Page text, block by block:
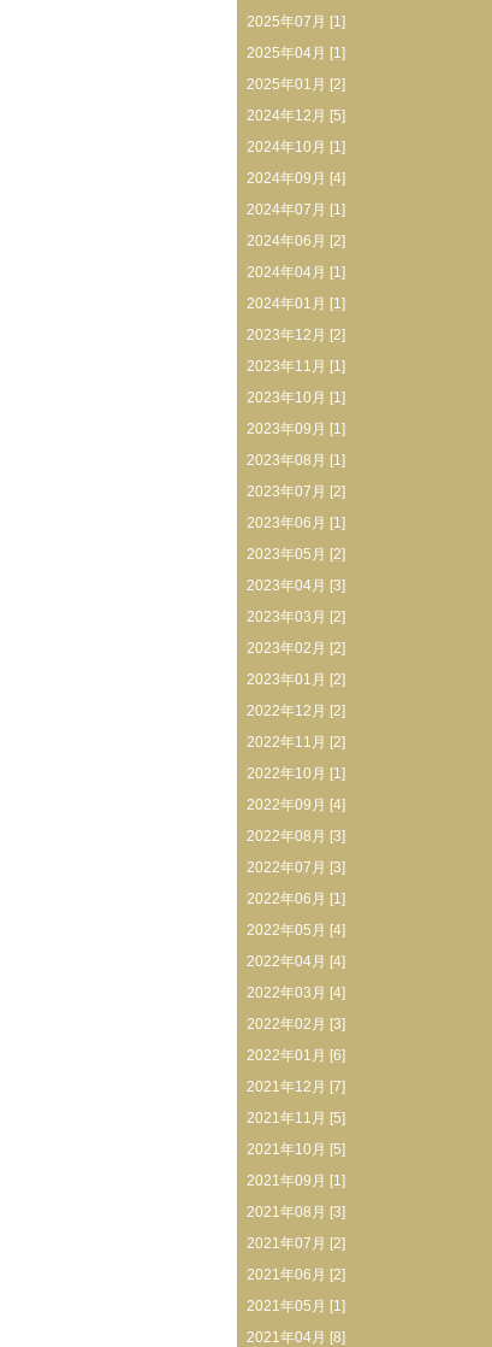
2025年07月 [1]
2025年04月 [1]
2025年01月 [2]
2024年12月 [5]
2024年10月 [1]
2024年09月 [4]
2024年07月 [1]
2024年06月 [2]
2024年04月 [1]
2024年01月 [1]
2023年12月 [2]
2023年11月 [1]
2023年10月 [1]
2023年09月 [1]
2023年08月 [1]
2023年07月 [2]
2023年06月 [1]
2023年05月 [2]
2023年04月 [3]
2023年03月 [2]
2023年02月 [2]
2023年01月 [2]
2022年12月 [2]
2022年11月 [2]
2022年10月 [1]
2022年09月 [4]
2022年08月 [3]
2022年07月 [3]
2022年06月 [1]
2022年05月 [4]
2022年04月 [4]
2022年03月 [4]
2022年02月 [3]
2022年01月 [6]
2021年12月 [7]
2021年11月 [5]
2021年10月 [5]
2021年09月 [1]
2021年08月 [3]
2021年07月 [2]
2021年06月 [2]
2021年05月 [1]
2021年04月 [8]